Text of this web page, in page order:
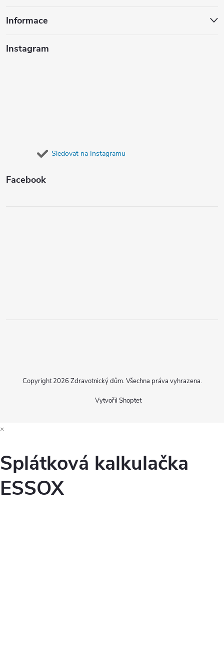
Informace
Instagram
Sledovat na Instagramu
Facebook
Vytvořil Shoptet
Copyright 2026 Zdravotnický dům. Všechna práva vyhrazena.
×
Splátková kalkulačka
ESSOX